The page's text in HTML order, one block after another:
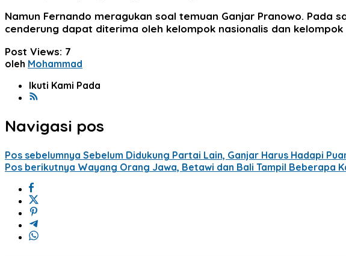
Namun Fernando meragukan soal temuan Ganjar Pranowo.
cenderung dapat diterima oleh kelompok nasionalis dan kelompok
Post Views: 7
oleh Mohammad
Ikuti Kami Pada
Navigasi pos
Pos sebelumnya Sebelum Didukung Partai Lain, Ganjar Harus Hadapi
Pos berikutnya Wayang Orang Jawa, Betawi dan Bali Tampil Beberapa